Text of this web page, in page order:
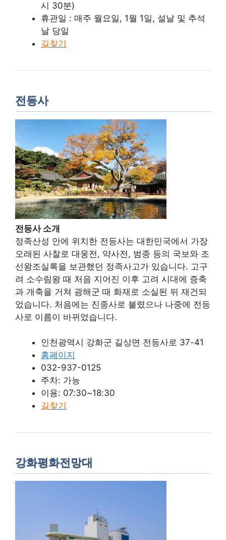
시 30분)
휴관일 : 매주 월요일, 1월 1일, 설날 및 추석
날 당일
길찾기
전등사
전등사 소개
정족산성 안에 위치한 전등사는 대한민국에서 가장
오래된 사찰로 대웅전, 약사전, 범종 등의 국보와 조
선왕조실록을 보관했던 정족사고가 있습니다. 고구
려 소수림왕 때 처음 지어진 이후 고려 시대에 증축
과 개축을 거쳐 광해군 때 화재로 소실된 뒤 재건되
었습니다. 처음에는 진종사로 불렸으나 나중에 전등
사로 이름이 바뀌었습니다.
인천광역시 강화군 길상면 전등사로 37-41
홈페이지
032-937-0125
주차: 가능
이용: 07:30~18:30
길찾기
강화평화전망대